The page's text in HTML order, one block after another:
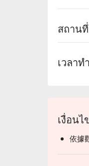
สถาน
เวลาท
เงื่อน
依據